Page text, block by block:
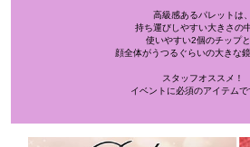
高級感あるパレットは、
持ち運びしやすい大きさの中
使いやすい2個のチップと
顔全体がうつるぐらいの大きな
スタッフオススメ！
イベントに必須のアイテムで